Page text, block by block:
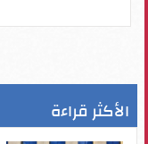
الأكثر قراءة